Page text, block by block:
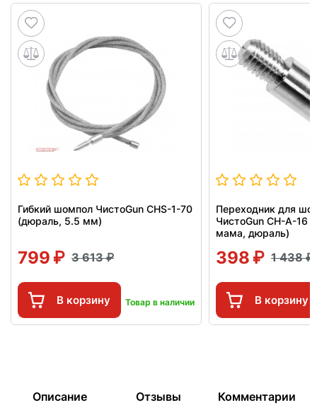
Гибкий шомпол ЧистоGun CHS-1-70
(дюраль, 5.5 мм)
799 3 613
В корзину Товар в наличии
Переходник для
ЧистоGun CH-A-16
мама, дюраль)
398 1 438
В корзину
Описание Отзывы Комментарии